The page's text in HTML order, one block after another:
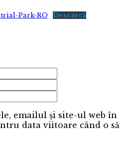
Park-RO Descarcă
emailul și site-ul web în
data viitoare când o să